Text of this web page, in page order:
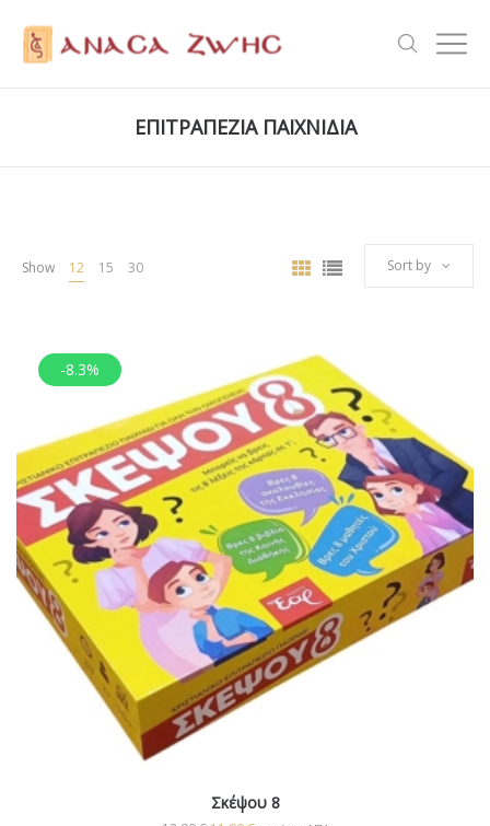
ΕΠΙΤΡΑΠΕΖΙΑ ΠΑΙΧΝΙΔΙΑ
Show 12 15 30 Sort by
-8.3%
Σκέψου 8